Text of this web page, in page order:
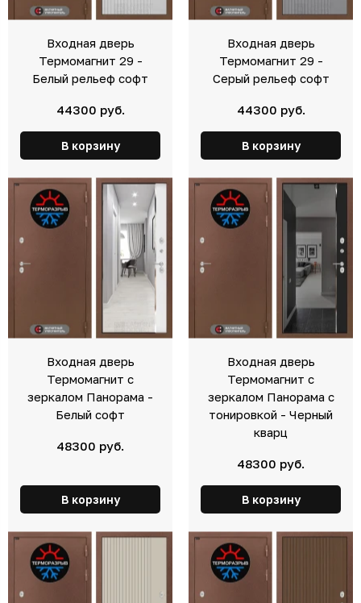
Входная дверь
Термомагнит 29 -
Белый рельеф софт
44300 руб.
В корзину
Входная дверь
Термомагнит 29 -
Серый рельеф софт
44300 руб.
В корзину
Входная дверь
Термомагнит с
зеркалом Панорама -
Белый софт
48300 руб.
В корзину
Входная дверь
Термомагнит с
зеркалом Панорама с
тонировкой - Черный
кварц
48300 руб.
В корзину